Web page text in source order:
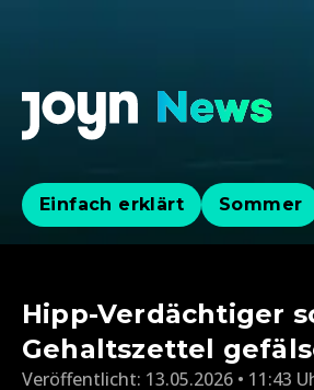
Einfach erklärt Sommer
Hipp-Verdächtiger
Gehaltszettel
Veröffentlicht: 13.05.2026 • 11:43